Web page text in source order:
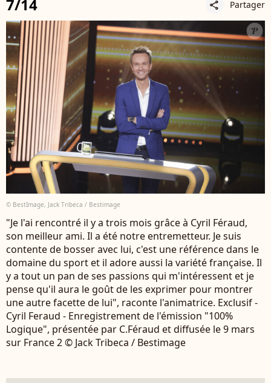
7/14 share Partager
© BestImage, Jack Tribeca / Bestimage
"Je l'ai rencontré il y a trois mois grâce à Cyril Féraud,
son meilleur ami. Il a été notre entremetteur. Je suis
contente de bosser avec lui, c'est une référence dans le
domaine du sport et il adore aussi la variété française. Il
y a tout un pan de ses passions qui m'intéressent et je
pense qu'il aura le goût de les exprimer pour montrer
une autre facette de lui", raconte l'animatrice. Exclusif -
Cyril Feraud - Enregistrement de l'émission "100%
Logique", présentée par C.Féraud et diffusée le 9 mars
sur France 2 © Jack Tribeca / Bestimage